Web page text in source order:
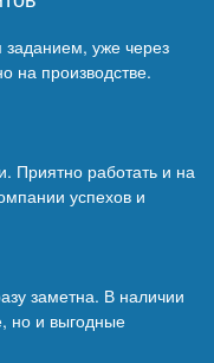
уже через
на производстве.
Приятно работать и на
успехов и
заметна. В наличии
но и выгодные